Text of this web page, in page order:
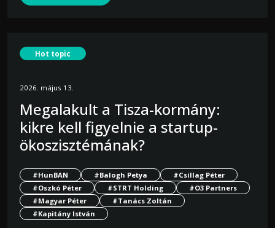
Hot topic
2026. május 13.
Megalakult a Tisza-kormány:
kikre kell figyelnie a startup-
ökoszisztémának?
#HunBAN #Balogh Petya
#Csillag Péter
#Oszkó Péter
#STRT Holding
#O3 Partners
#Magyar Péter
#Tanács Zoltán
#Kapitány István